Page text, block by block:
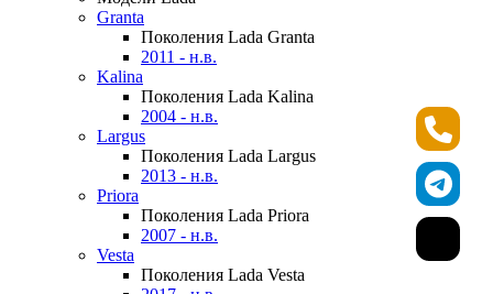
Granta
Поколения Lada Granta
2011 - н.в.
Kalina
Поколения Lada Kalina
2004 - н.в.
Largus
Поколения Lada Largus
2013 - н.в.
Priora
Поколения Lada Priora
2007 - н.в.
Vesta
Поколения Lada Vesta